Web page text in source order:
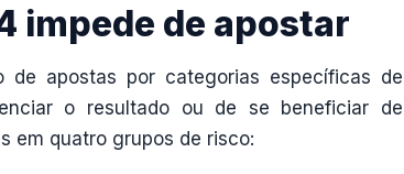
impede de apostar
apostas por categorias específicas de
o resultado ou de se beneficiar de
em quatro grupos de risco: